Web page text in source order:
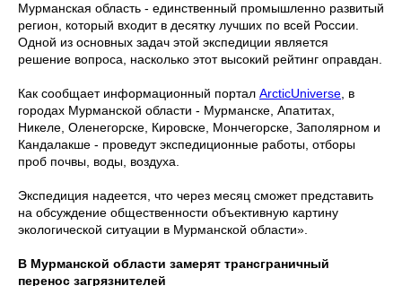
Мурманская область - единственный промышленно развитый
регион, который входит в десятку лучших по всей России.
Одной из основных задач этой экспедиции является
решение вопроса, насколько этот высокий рейтинг оправдан.
Как сообщает информационный портал ArcticUniverse , в
городах Мурманской области - Мурманске, Апатитах,
Никеле, Оленегорске, Кировске, Мончегорске, Заполярном и
Кандалакше - проведут экспедиционные работы, отборы
проб почвы, воды, воздуха.
Экспедиция надеется, что через месяц сможет представить
на обсуждение общественности объективную картину
экологической ситуации в Мурманской области».
В Мурманской области замерят трансграничный
перенос загрязнителей